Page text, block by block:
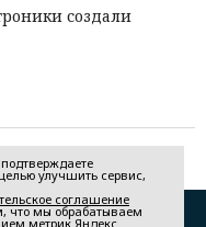
создали
улучшить сервис,
соглашение
что мы обрабатываем
метрик Яндекс